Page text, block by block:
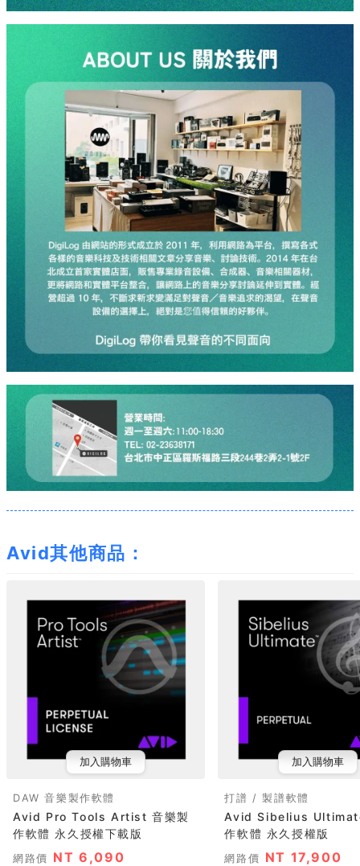
Avid其他商品：
加入購物車
DAW 音樂製作軟體
Avid Pro Tools Artist 音樂製
作軟體 永久授權下載版
網路價 NT 6,090
加入購物車
打譜 / 製譜軟體
Avid Sibelius
作軟體 永久授權版
網路價 NT 17,900